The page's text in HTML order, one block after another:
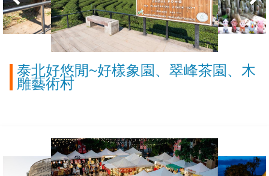
泰北好悠閒~好樣象園、翠峰茶園、木
雕藝術村